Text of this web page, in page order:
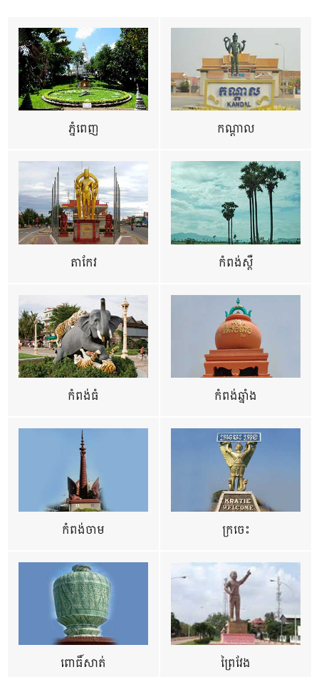
ភ្នំពេញ កណ្តាល
តាកែវ កំពង់ស្ពឺ
កំពង់ធំ កំពង់ឆ្នាំង
កំពង់ចាម ក្រចេះ
ពោធិ៍សាត់ ព្រៃវែង